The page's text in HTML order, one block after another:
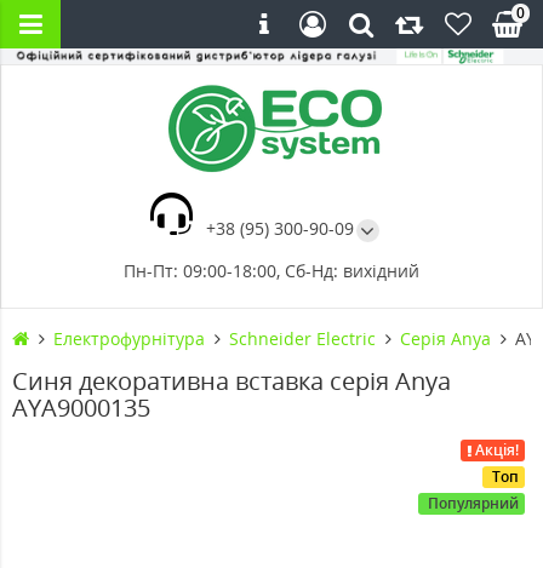
+38 (95) 300-90-09
Пн-Пт: 09:00-18:00, Сб-Нд: вихідний
0
Електрофурнітура Schneider Electric Cерія Anya
Синя декоративна вставка серія Anya
AYA9000135
Акція!
Топ
Популярний